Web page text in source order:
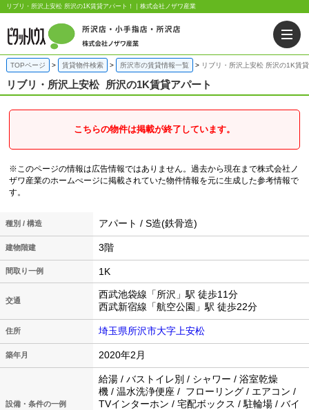
リブリ・所沢上安松 所沢の1K賃貸アパート！｜株式会社ノザワ産業
TOPページ 賃貸物件検索 所沢市の賃貸情報一覧 リブリ・所沢上安松 所沢の1K賃
リブリ・所沢上安松 所沢の1K賃貸アパート
こちらの物件は掲載が終了しています。
※このページの情報は広告情報ではありません。過去から現在まで株式会社ノ
ザワ産業のホームぺージに掲載されていた物件情報を元に生成した参考情報で
す。
種別 / 構造 アパート / S造(鉄骨造)
建物階建 3階
間取り一例 1K
交通
西武池袋線「所沢」駅 徒歩11分
西武新宿線「航空公園」駅 徒歩22分
住所 埼玉県所沢市大字上安松
築年月 2020年2月
設備・条件の一例
給湯 / バストイレ別 / シャワー / 浴室乾燥
機 / 温水洗浄便座 / フローリング / エアコン /
TVインターホン / 宅配ボックス / 駐輪場 / バイ